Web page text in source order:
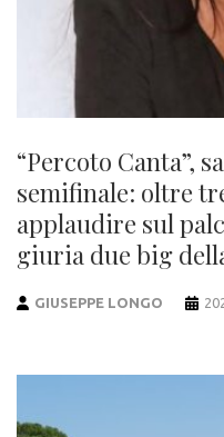
“Percoto Canta”,
semifinale: oltre
applaudire sul
giuria due big
GIUSEPPE LONGO